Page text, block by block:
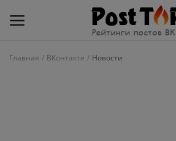
Главная ВКонтакте Новости